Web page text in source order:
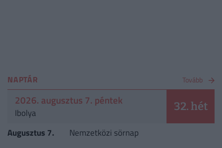
NAPTÁR Tovább
2026. augusztus 7. péntek
Ibolya 32. hét
Augusztus 7. Nemzetközi sörnap